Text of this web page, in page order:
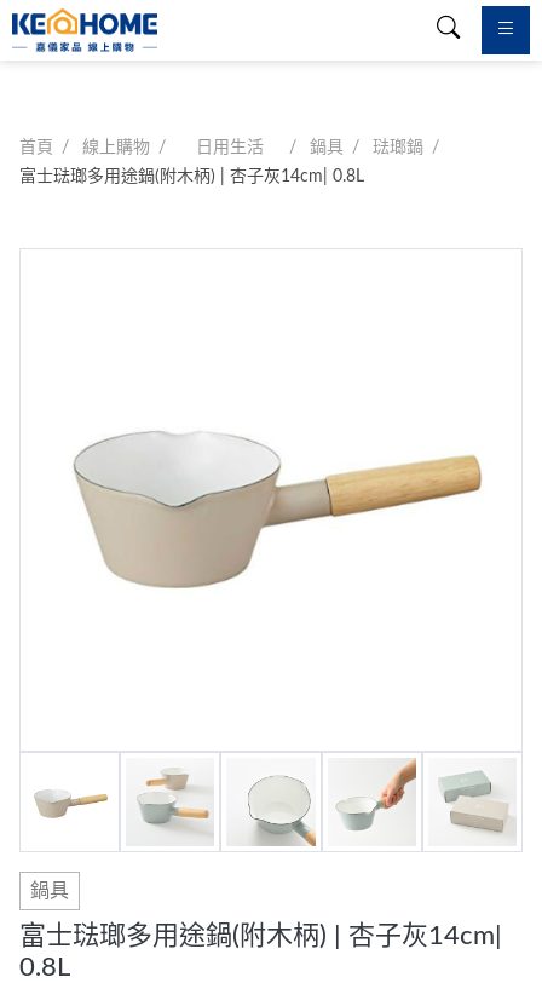
首頁 線上購物 日用生活 鍋具
琺瑯鍋
富士琺瑯多用途鍋(附木柄) | 杏子灰14cm| 0.8L
鍋具
富士琺瑯多用途鍋(附木柄) | 杏子灰14cm|
0.8L